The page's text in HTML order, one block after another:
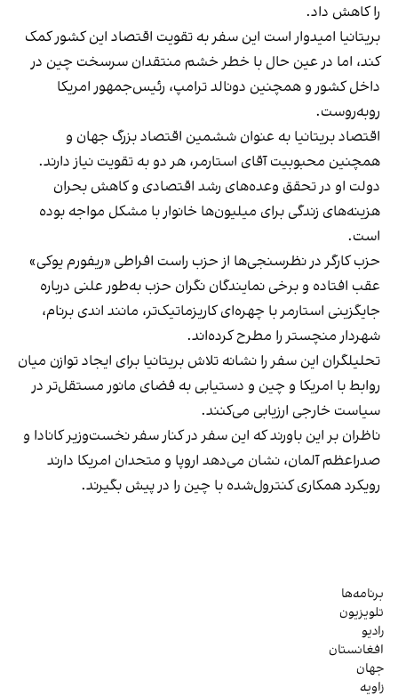
را کاهش داد.
بریتانیا امیدوار است این سفر به تقویت اقتصاد این کشور کمک
کند، اما در عین حال با خطر خشم منتقدان سرسخت چین در
داخل کشور و همچنین دونالد ترامپ، رئیس‌جمهور امریکا
روبه‌روست.
اقتصاد بریتانیا به عنوان ششمین اقتصاد بزرگ جهان و
همچنین محبوبیت آقای استارمر، هر دو به تقویت نیاز دارند.
دولت او در تحقق وعده‌های رشد اقتصادی و کاهش بحران
هزینه‌های زندگی برای میلیون‌ها خانوار با مشکل مواجه بوده
است.
حزب کارگر در نظرسنجی‌ها از حزب راست افراطی «ریفورم یوکی»
عقب افتاده و برخی نمایندگان نگران حزب به‌طور علنی درباره
جایگزینی استارمر با چهره‌ای کاریزماتیک‌تر، مانند اندی برنام،
شهردار منچستر را مطرح کرده‌اند.
تحلیلگران این سفر را نشانه تلاش بریتانیا برای ایجاد توازن میان
روابط با امریکا و چین و دستیابی به فضای مانور مستقل‌تر در
سیاست خارجی ارزیابی می‌کنند.
ناظران بر این باورند که این سفر در کنار سفر نخست‌وزیر کانادا و
صدراعظم آلمان، نشان می‌دهد اروپا و متحدان امریکا دارند
رویکرد همکاری کنترول‌شده با چین را در پیش بگیرند.
برنامه‌ها
تلویزیون
رادیو
افغانستان
جهان
زاویه